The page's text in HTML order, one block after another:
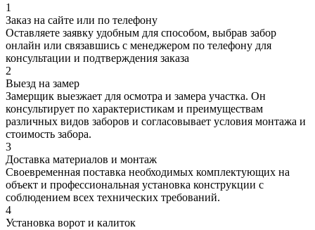
1
Заказ на сайте или по телефону
Оставляете заявку удобным для способом, выбрав забор
онлайн или связавшись с менеджером по телефону для
консультации и подтверждения заказа
2
Выезд на замер
Замерщик выезжает для осмотра и замера участка. Он
консультирует по характеристикам и преимуществам
различных видов заборов и согласовывает условия монтажа и
стоимость забора.
3
Доставка материалов и монтаж
Своевременная поставка необходимых комплектующих на
объект и профессиональная установка конструкции с
соблюдением всех технических требований.
4
Установка ворот и калиток